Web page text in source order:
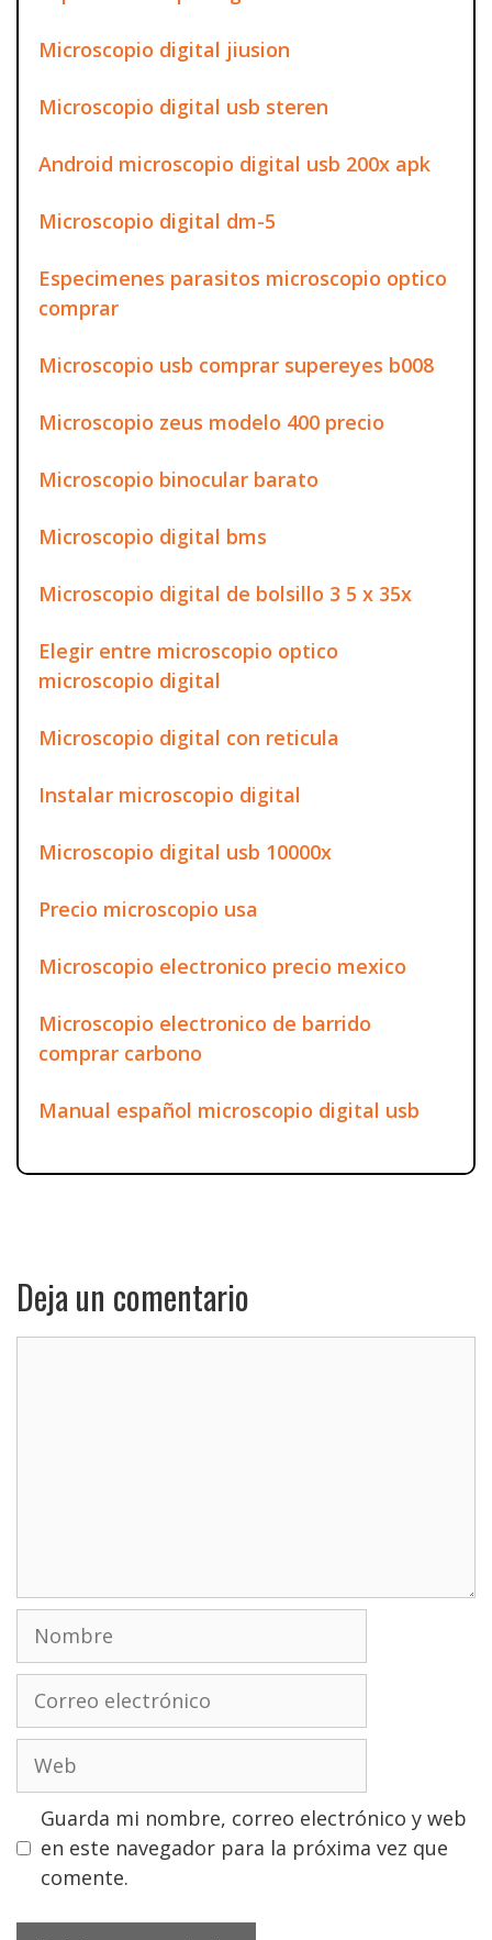
Microscopio digital jiusion
Microscopio digital usb steren
Android microscopio digital usb 200x apk
Microscopio digital dm-5
Especimenes parasitos microscopio optico
comprar
Microscopio usb comprar supereyes b008
Microscopio zeus modelo 400 precio
Microscopio binocular barato
Microscopio digital bms
Microscopio digital de bolsillo 3 5 x 35x
Elegir entre microscopio optico
microscopio digital
Microscopio digital con reticula
Instalar microscopio digital
Microscopio digital usb 10000x
Precio microscopio usa
Microscopio electronico precio mexico
Microscopio electronico de barrido
comprar carbono
Manual español microscopio digital usb
Deja un comentario
Nombre
electrónico
Guarda mi nombre, correo electrónico y web
en este navegador para la próxima vez que
comente.